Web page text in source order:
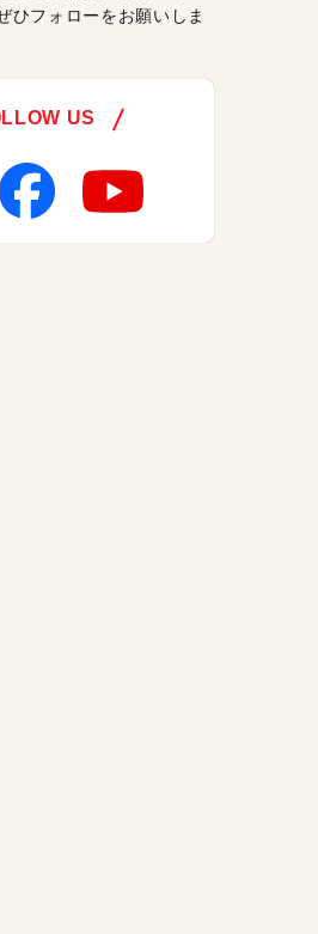
ひフォローをお願いしま
US